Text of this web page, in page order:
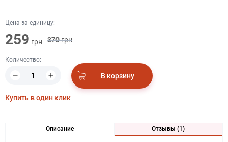
Цена за единицу:
259 грн 370грн
Количество:
В корзину
Купить в один клик
Описание Отзывы (1)